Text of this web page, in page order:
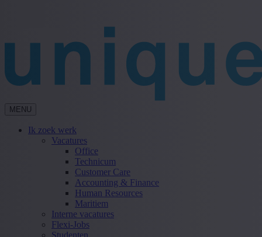
MENU
Ik zoek werk
Vacatures
Office
Technicum
Customer Care
Accounting & Finance
Human Resources
Maritiem
Interne vacatures
Flexi-Jobs
Studenten